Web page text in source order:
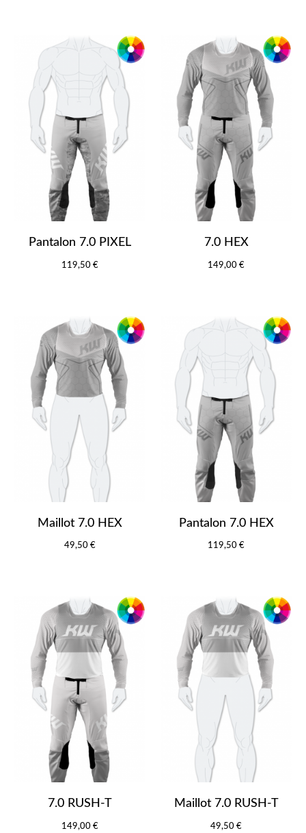
Pantalon 7.0 PIXEL
119,50 €
7.0 HEX
149,00 €
Maillot 7.0 HEX
49,50 €
Pantalon 7.0 HEX
119,50 €
7.0 RUSH-T
149,00 €
Maillot 7.0 RUSH-T
49,50 €